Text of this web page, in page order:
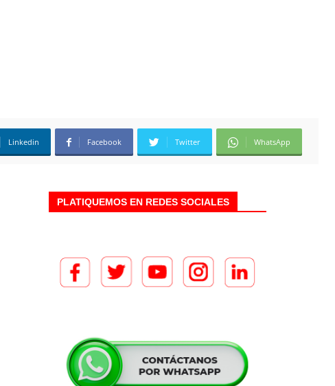
Linkedin Facebook Twitter WhatsApp
PLATIQUEMOS EN REDES SOCIALES